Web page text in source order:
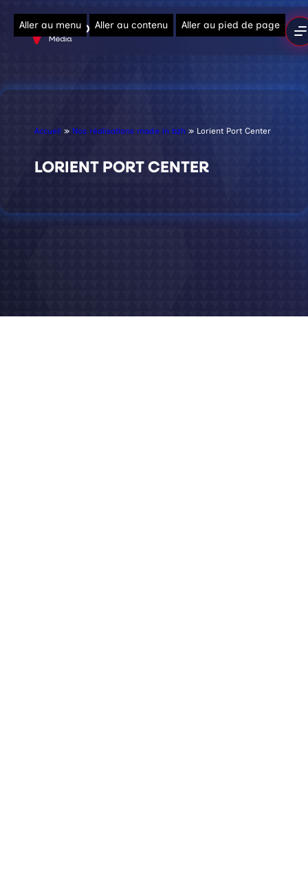
Aller au menu Aller au contenu Aller au pied de page
Accueil » Nos réalisations made in bzh » Lorient Port Center
LORIENT PORT CENTER